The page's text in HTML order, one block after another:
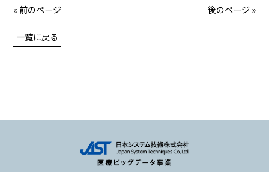
« 前のページ 後のページ »
一覧に戻る